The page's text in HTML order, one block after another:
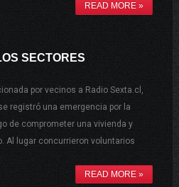
READ MORE »
SECTORES
por vecinos a Radio Sexta.cl,
registró una emergencia por la
de comprometer una vivienda y
Al lugar concurrieron voluntarios
READ MORE »